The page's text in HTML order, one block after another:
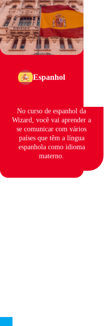
Espanhol
No curso de espanhol da
Wizard, você vai aprender a
se comunicar com vários
países que têm a língua
espanhola como idioma
materno.